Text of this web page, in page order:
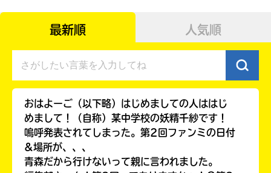
最新順 人気順
おはよーご（以下略）はじめましての人ははじ
めまして！（自称）某中学校の妖精千紗です！
嗚呼発表されてしまった。第2回ファンミの日付
&場所が、、、
青森だから行けないって親に言われました。